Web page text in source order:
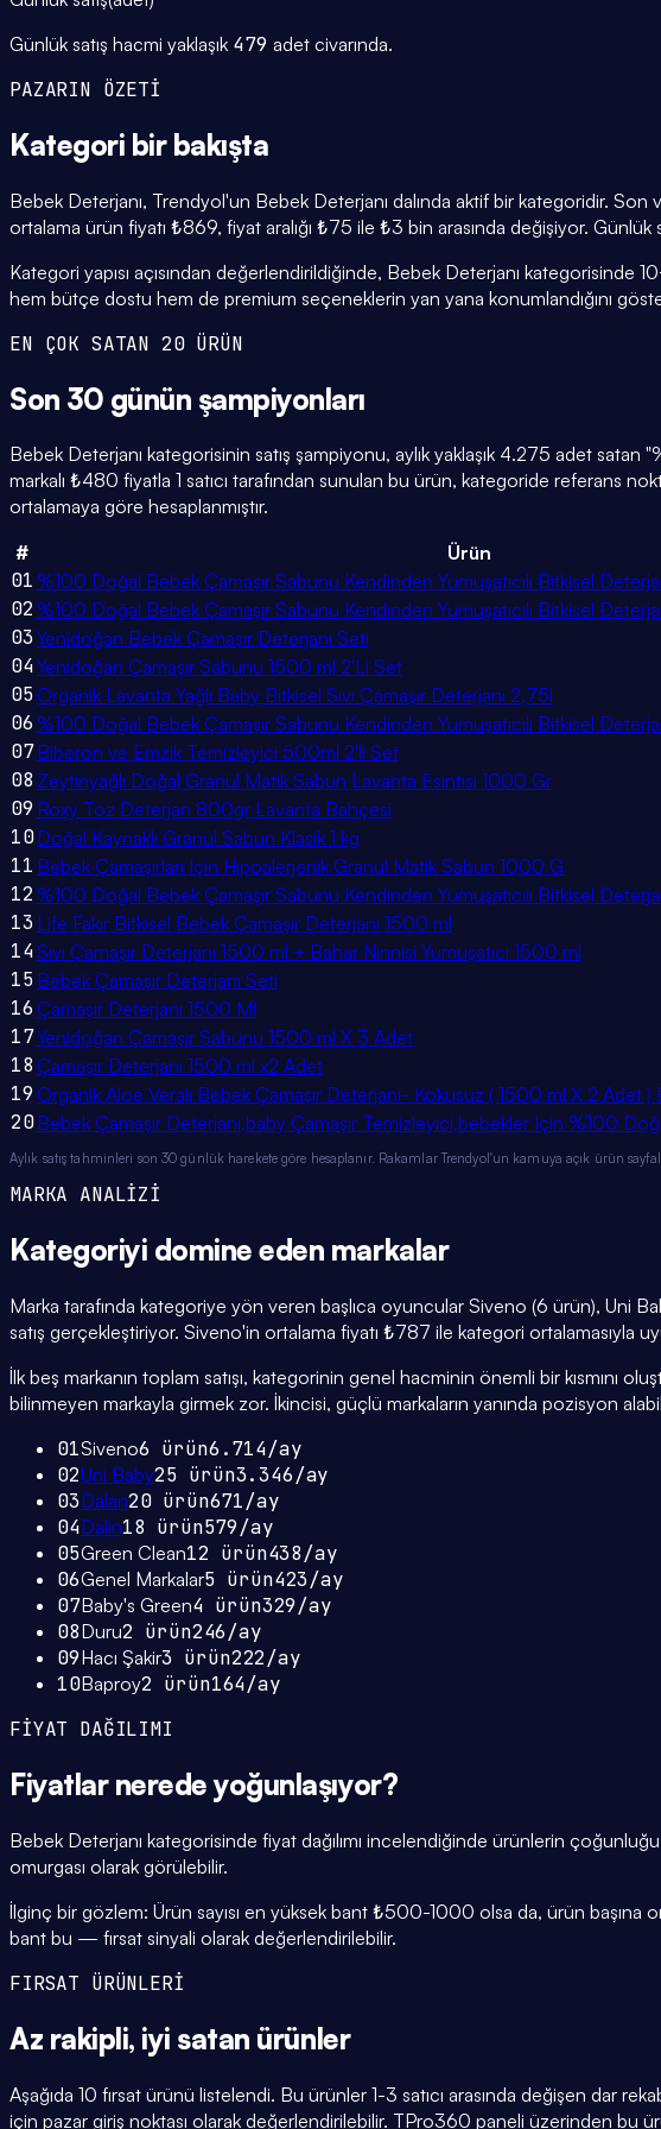
Günlük satış hacmi yaklaşık 479 adet civarında.
PAZARIN ÖZETİ
Kategori bir bakışta
Bebek Deterjanı, Trendyol'un Bebek Deterjanı dalında aktif bir kategoridir.
ortalama ürün fiyatı ₺869, fiyat aralığı ₺75 ile ₺3 bin arasında değişiyor. Günlük
Kategori yapısı açısından değerlendirildiğinde, Bebek Deterjanı
hem bütçe dostu hem de premium seçeneklerin yan yana konumlandığını
EN ÇOK SATAN 20 ÜRÜN
Son 30 günün şampiyonları
Bebek Deterjanı kategorisinin satış şampiyonu, aylık yaklaşık 4.275 adet
markalı ₺480 fiyatla 1 satıcı tarafından sunulan bu ürün, kategoride referans
ortalamaya göre hesaplanmıştır.
#
Ürün
01 %100 Doğal Bebek Çamaşır Sabunu Kendinden Yumuşatıcılı Bitkisel
02 %100 Doğal Bebek Çamaşır Sabunu Kendinden Yumuşatıcılı Bitkisel
03Yenidoğan Bebek Çamaşır Deterjanı Seti
04Yenidoğan Çamaşır Sabunu 1500 ml 2'Li Set
05 Organik Lavanta Yağlı Baby Bitkisel Sıvı Çamaşır Deterjanı 2,75l
06 %100 Doğal Bebek Çamaşır Sabunu Kendinden Yumuşatıcılı Bitkisel
07Biberon ve Emzik Temizleyici 500ml 2'li Set
08 Zeytinyağlı Doğal Granül Matik Sabun Lavanta Esintisi 1000 Gr
09 Roxy Toz Deterjan 800gr Lavanta Bahçesi
10Doğal Kaynaklı Granül Sabun Klasik 1 kg
11 Bebek Çamaşırları Için Hipoalerjenik Granül Matik Sabun 1000 G
12 %100 Doğal Bebek Çamaşır Sabunu Kendinden Yumuşatıcılı Bitkisel
13 Life Fakir Bitkisel Bebek Çamaşır Deterjanı 1500 ml
14Sıvı Çamaşır Deterjanı 1500 ml + Bahar Ninnisi Yumuşatıcı 1500 ml
15 Bebek Çamaşır Deterjanı Seti
16 Çamaşır Deterjanı 1500 Ml
17Yenidoğan Çamaşır Sabunu 1500 ml X 3 Adet
18 Çamaşır Deterjanı 1500 ml x2 Adet
19 Organik Aloe Veralı Bebek Çamaşır Deterjanı- Kokusuz ( 1500 ml X 2 Adet )
20Bebek Çamaşır Deterjanı,baby Çamaşır Temizleyici,bebekler Için %100
Aylık satış tahminleri son 30 günlük harekete göre hesaplanır. Rakamlar Trendyol'un kamuya açık ürün
MARKA ANALİZİ
Kategoriyi domine eden markalar
Marka tarafında kategoriye yön veren başlıca oyuncular Siveno (6 ürün), Uni
satış gerçekleştiriyor. Siveno'in ortalama fiyatı ₺787 ile kategori ortalamasıyla
İlk beş markanın toplam satışı, kategorinin genel hacminin önemli bir kısmını
bilinmeyen markayla girmek zor. İkincisi, güçlü markaların yanında pozisyon
01Siveno6 ürün6.714/ay
02Uni Baby25 ürün3.346/ay
03Dalan20ürün671/ay
04Dalin18 ürün579/ay
05Green Clean12 ürün438/ay
06Genel Markalar5 ürün423/ay
07Baby's Green4 ürün329/ay
08Duru2 ürün246/ay
09Hacı Şakir3 ürün222/ay
10Baproy2 ürün164/ay
FİYAT DAĞILIMI
Fiyatlar nerede yoğunlaşıyor?
Bebek Deterjanı kategorisinde fiyat dağılımı incelendiğinde ürünlerin
omurgası olarak görülebilir.
İlginç bir gözlem: Ürün sayısı en yüksek bant ₺500-1000 olsa da, ürün başına
bant bu — fırsat sinyali olarak değerlendirilebilir.
FIRSAT ÜRÜNLERİ
Az rakipli, iyi satan ürünler
Aşağıda 10 fırsat ürünü listelendi. Bu ürünler 1-3 satıcı arasında değişen dar
için pazar giriş noktası olarak değerlendirilebilir. TPro360 paneli üzerinden bu